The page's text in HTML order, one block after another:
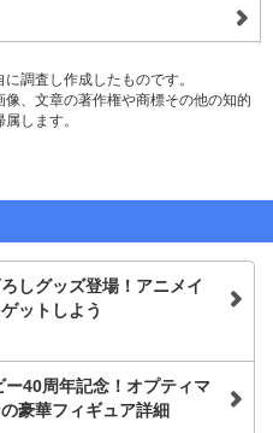
調査し作成したものです。
、文章の著作権や商標その他の知的
します。
しグッズ登場！アニメイ
ットしよう
ー40周年記念！オプティマ
豪華フィギュア詳細